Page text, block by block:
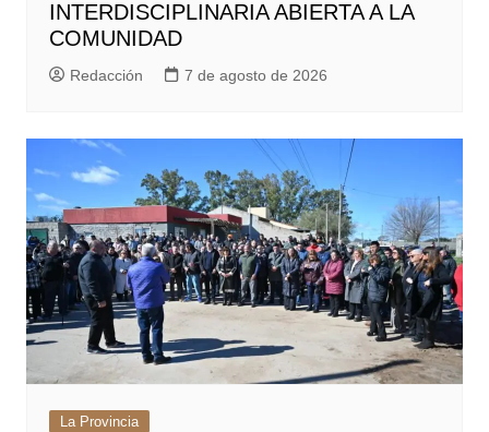
INTERDISCIPLINARIA ABIERTA A LA
COMUNIDAD
Redacción 7 de agosto de 2026
La Provincia